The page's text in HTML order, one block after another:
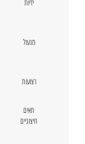
ידיות
מנעול
רצועות
תאים
חיצוניים